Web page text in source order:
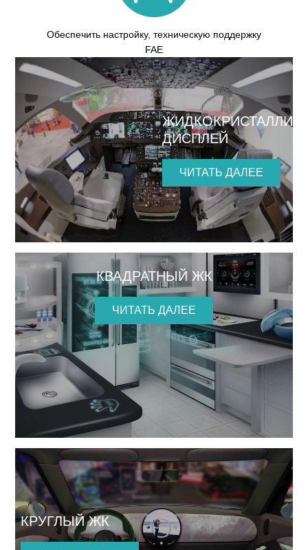
Обеспечить настройку, техническую поддержку
FAE
ДИСПЛЕЙ
ЧИТАТЬ ДАЛЕЕ
КВАДРАТНЫЙ ЖК
ЧИТАТЬ ДАЛЕЕ
КРУГЛЫЙ ЖК